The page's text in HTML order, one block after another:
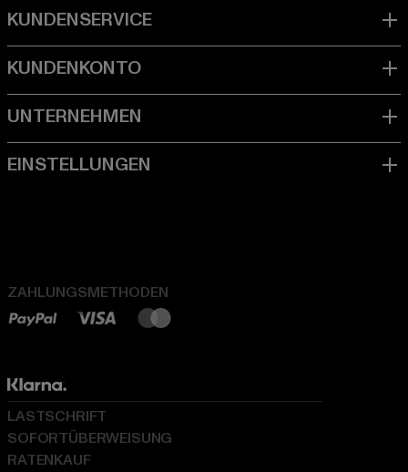
ZAHLUNGSMETHODEN
LASTSCHRIFT
SOFORTÜBERWEISUNG
RATENKAUF